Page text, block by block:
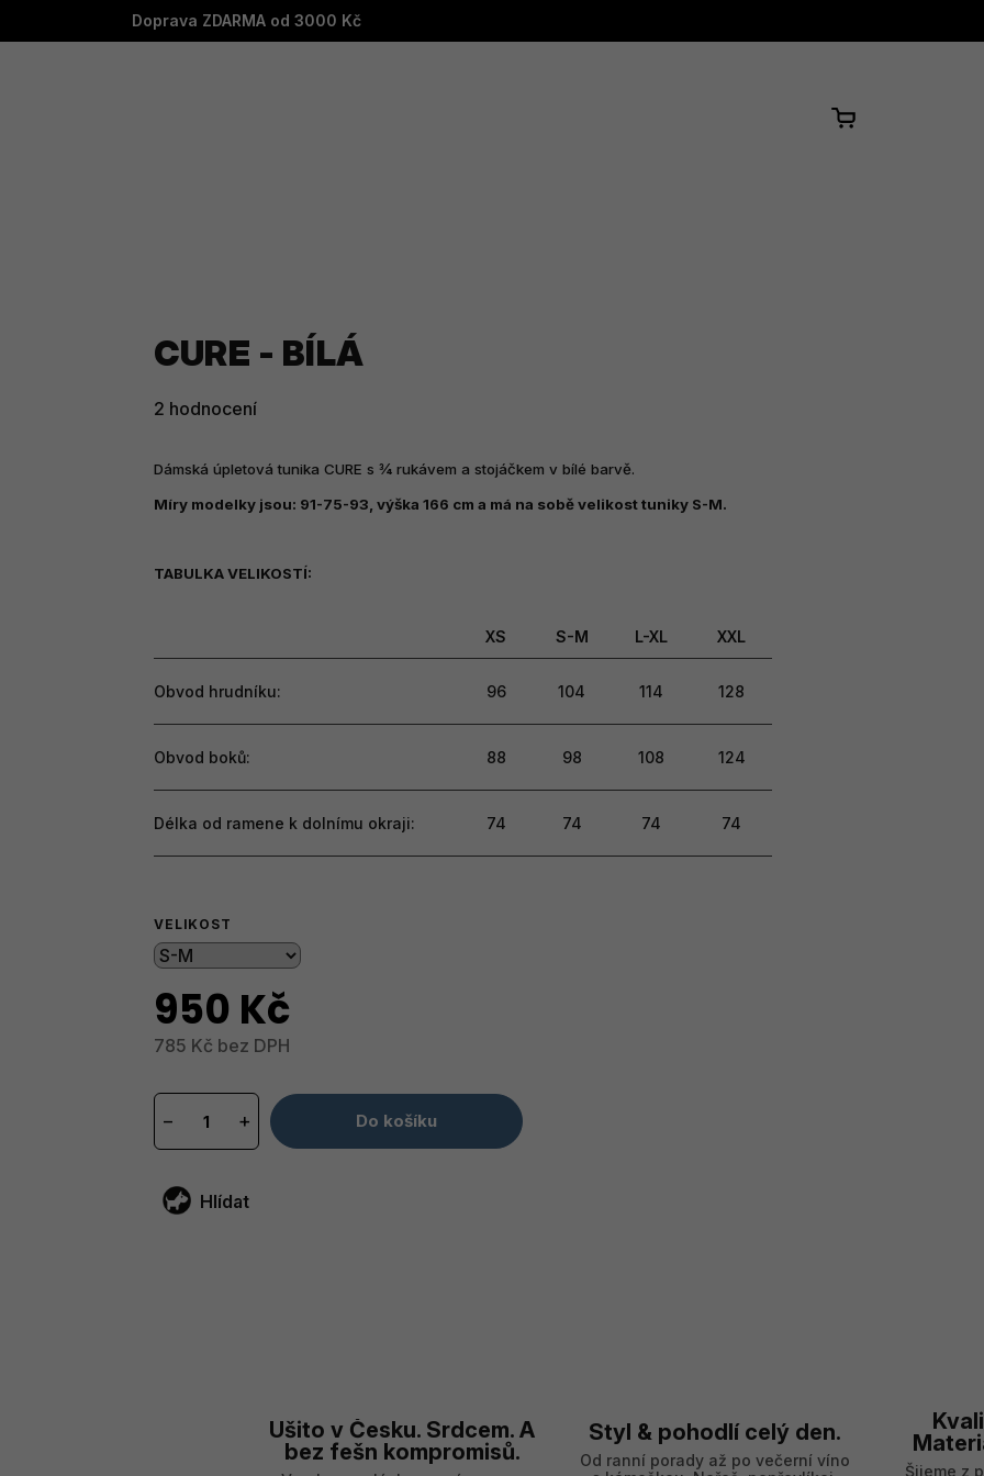
Doprava ZDARMA od 3000 Kč
CURE - BÍLÁ
Průměrné
je
5,0
hvězdiček.
2 hodnocení
Dámská úpletová tunika CURE s ¾ rukávem a stojáčkem v bílé barvě.
Míry modelky jsou: 91-75-93, výška 166 cm a má na sobě velikost tuniky S-M.
TABULKA VELIKOSTÍ:
XS S-M L-XL XXL
Obvod hrudníku: 96 104 114 128
Obvod boků: 88 98 108 124
Délka od ramene k dolnímu okraji: 74 74 74 74
VELIKOST
950 Kč
785 Kč bez DPH
cena:
+
− Do košíku
Hlídat
Ušito v Česku. Srdcem. A
bez fešn kompromisů.
Styl & pohodlí celý den.
Od ranní porady až po večerní víno
Šijeme z